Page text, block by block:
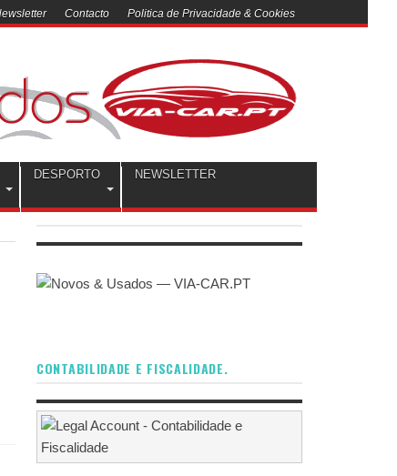
Contacto Politica de Privacidade & Cookies
DESPORTO NEWSLETTER
CONTABILIDADE E FISCALIDADE.